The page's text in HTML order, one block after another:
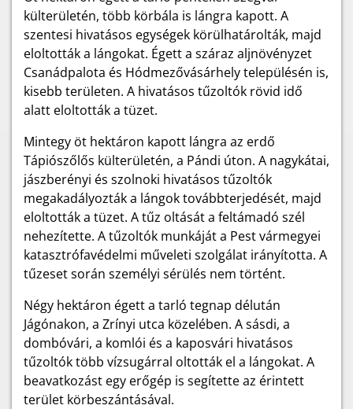
külterületén, több körbála is lángra kapott. A
szentesi hivatásos egységek körülhatárolták, majd
eloltották a lángokat. Égett a száraz aljnövényzet
Csanádpalota és Hódmezővásárhely településén is,
kisebb területen. A hivatásos tűzoltók rövid idő
alatt eloltották a tüzet.
Mintegy öt hektáron kapott lángra az erdő
Tápiószőlős külterületén, a Pándi úton. A nagykátai,
jászberényi és szolnoki hivatásos tűzoltók
megakadályozták a lángok továbbterjedését, majd
eloltották a tüzet. A tűz oltását a feltámadó szél
nehezítette. A tűzoltók munkáját a Pest vármegyei
katasztrófavédelmi műveleti szolgálat irányította. A
tűzeset során személyi sérülés nem történt.
Négy hektáron égett a tarló tegnap délután
Jágónakon, a Zrínyi utca közelében. A sásdi, a
dombóvári, a komlói és a kaposvári hivatásos
tűzoltók több vízsugárral oltották el a lángokat. A
beavatkozást egy erőgép is segítette az érintett
terület körbeszántásával.